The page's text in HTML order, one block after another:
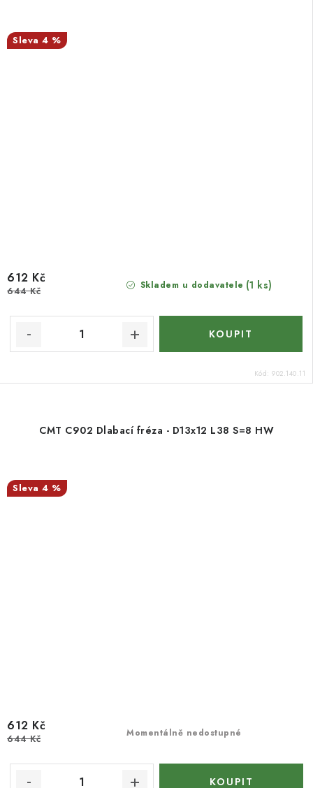
4 %
Skladem u dodavatele (1 ks)
612 Kč
644 Kč
Kód: 902.140.11
CMT C902 Dlabací fréza - D13x12 L38 S=8 HW
4 %
Momentálně nedostupné
612 Kč
644 Kč